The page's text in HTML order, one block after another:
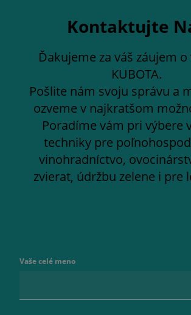
Kontaktujte
Ďakujeme za váš záujem
KUBOTA.
Pošlite nám svoju správu a
ozveme v najkratšom
Poradíme vám pri výbere
techniky pre
vinohradníctvo,
zvierat, údržbu zelene i pre
Vaše celé meno